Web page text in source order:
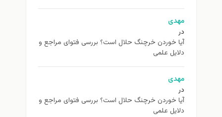
مهدی
در
آیا خوردن خرچنگ حلال است؟ بررسی فتوای مراجع و
دلایل علمی
مهدی
در
آیا خوردن خرچنگ حلال است؟ بررسی فتوای مراجع و
دلایل علمی